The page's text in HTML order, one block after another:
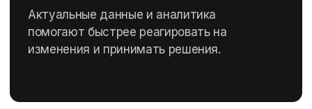
Актуальные данные и аналитика
помогают быстрее реагировать на
изменения и принимать решения.